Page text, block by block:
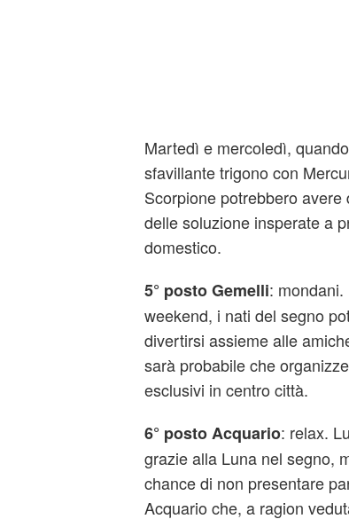
Martedì e mercoledì,
sfavillante trigono con
Scorpione potrebbero
delle soluzione insperate a
domestico.
5° posto Gemelli:
weekend, i nati del segno
divertirsi assieme alle
sarà probabile che
esclusivi in centro città.
6° posto Acquario: relax.
grazie alla Luna nel segno,
chance di non presentare
Acquario che, a ragion